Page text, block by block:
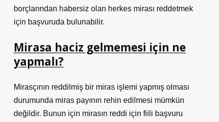
borçlarından habersiz olan herkes mirası reddetmek
için başvuruda bulunabilir.
Mirasa haciz gelmemesi için ne
yapmalı?
Mirasçının reddilmiş bir miras işlemi yapmış olması
durumunda miras payının rehin edilmesi mümkün
değildir. Bunun için mirasın reddi için fiili başvuru